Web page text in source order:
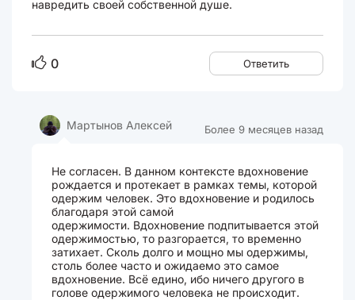
навредить своей собственной душе.
0 Ответить
Более 9 месяцев назад
Мартынов Алексей
Не согласен. В данном контексте вдохновение
рождается и протекает в рамках темы, которой
одержим человек. Это вдохновение и родилось
благодаря этой самой
одержимости. Вдохновение подпитывается этой
одержимостью, то разгорается, то временно
затихает. Сколь долго и мощно мы одержимы,
столь более часто и ожидаемо это самое
вдохновение. Всё едино, ибо ничего другого в
голове одержимого человека не происходит.